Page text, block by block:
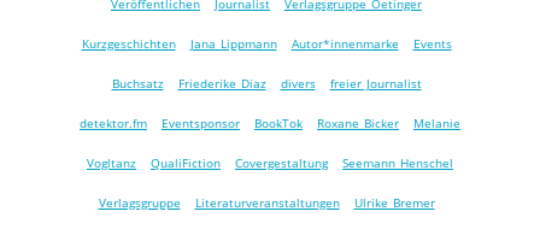
Kurzgeschichten Jana Lippmann Autor*innenmarke Events
Buchsatz Friederike Diaz divers freier Journalist
detektor.fm Eventsponsor BookTok Roxane Bicker Melanie
Vogltanz QualiFiction Covergestaltung Seemann Henschel
Verlagsgruppe Literaturveranstaltungen Ulrike Bremer